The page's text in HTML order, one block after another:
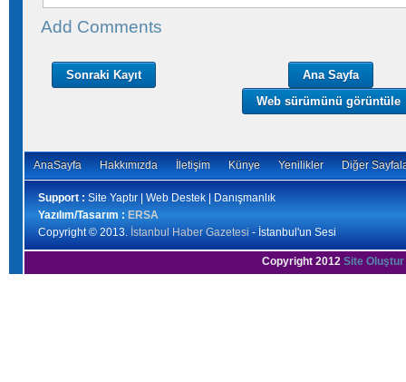
Add Comments
Sonraki Kayıt
Ana Sayfa
Web sürümünü görüntüle
AnaSayfa Hakkımızda İletişim Künye Yenilikler Diğer
Support : Site Yaptır | Web Destek | Danışmanlık
Yazılım/Tasarım : ERSA
Copyright © 2013. İstanbul Haber Gazetesi - İstanbul'un Sesi
Copyright 2012 Site Oluştur